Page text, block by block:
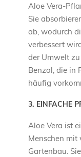
Aloe Vera-
Sie
ab, wodurch
verbessert
der Umwelt
Benzol, die in
häufig
3. EINFACHE
Aloe Vera ist
Menschen
Gartenbau.